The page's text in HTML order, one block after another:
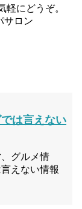
軽にどうぞ。
サロン
は言えない
グルメ情
えない情報